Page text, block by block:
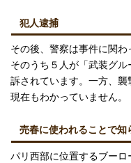
犯人逮捕
その後、警察は事件に関
そのうち５人が「武装グ
訴されています。一方、
現在もわかっていません。
売春に使われることで知
パリ西部に位置するブー